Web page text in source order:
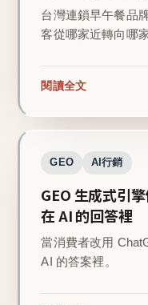
台灣連鎖早午餐品
客從哪家近轉向哪
閱讀全文
GEO AI行銷
GEO 生成式引
在 AI 的回答裡
當消費者改用
AI 的答案裡。